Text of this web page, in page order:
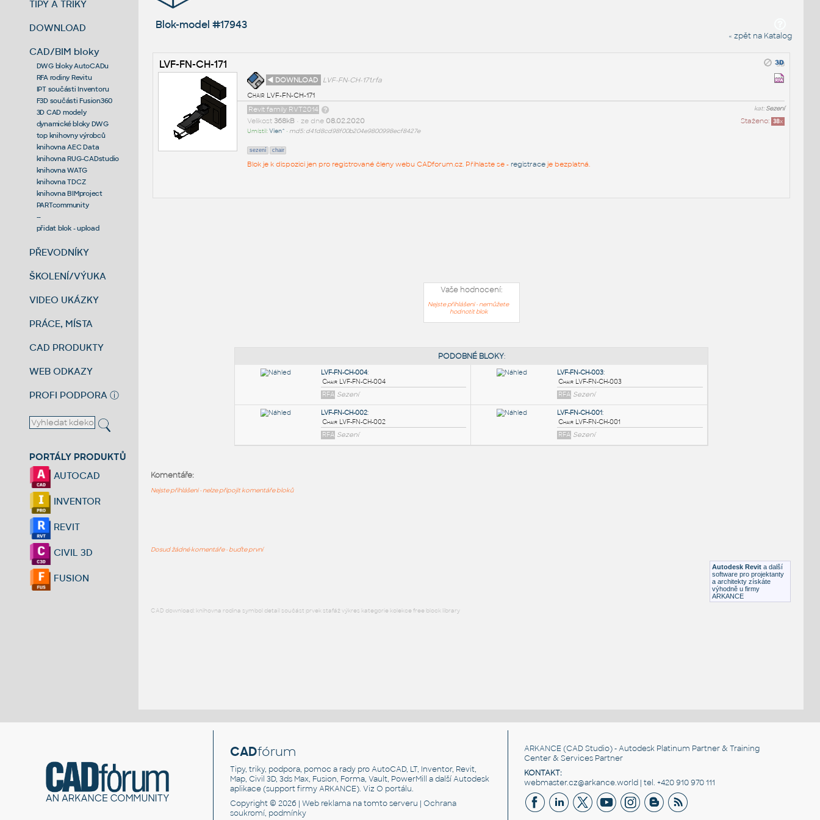
TIPY A TRIKY
DOWNLOAD
CAD/BIM bloky
DWG bloky AutoCADu
RFA rodiny Revitu
IPT součásti Inventoru
F3D součásti Fusion360
3D CAD modely
dynamické bloky DWG
top knihovny výrobců
knihovna AEC Data
knihovna RUG-CADstudio
knihovna WATG
knihovna TDCZ
knihovna BIMproject
PARTcommunity
--
přidat blok - upload
PŘEVODNÍKY
ŠKOLENÍ/VÝUKA
VIDEO UKÁZKY
PRÁCE, MÍSTA
CAD PRODUKTY
WEB ODKAZY
PROFI PODPORA ⓘ
PORTÁLY PRODUKTŮ
AUTOCAD
INVENTOR
REVIT
CIVIL 3D
FUSION
Blok-model #17943
« zpět na Katalog
LVF-FN-CH-171
◄ DOWNLOAD
LVF-FN-CH-171.rfa
Chair LVF-FN-CH-171
kat:Sezení
Revit family RVT2014
Staženo: 38x
Velikost 368kB• ze dne 08.02.2020
Umístil:Vien^ • md5: d41d8cd98f00b204e9800998ecf8427e
sezení chair
Blok je k dispozici jen pro registrované členy webu CADforum.cz. Přihlaste se - registraceje bezplatná.
Vaše hodnocení:
Nejste přihlášeni - nemůžete
hodnotit blok
Autodesk Revit a další
software pro projektanty
a architekty získáte
výhodně u firmy
ARKANCE
Komentáře:
Nejste přihlášeni - nelze připojit komentáře bloků
Dosud žádné komentáře - buďte první
CAD download: knihovna rodina symbol detail součást prvek stafáž výkres kategorie kolekce free block library
CADfórum
Tipy, triky, podpora, pomoc a rady pro AutoCAD, LT, Inventor, Revit,
Map, Civil 3D, 3ds Max, Fusion, Forma, Vault, PowerMill a další Autodesk
aplikace (support firmy ARKANCE). VizO portálu.
Copyright © 2026 |Web reklama na tomto serveru |Ochrana
soukromí, podmínky
ARKANCE (CAD Studio) - Autodesk Platinum Partner & Training
Center & Services Partner
KONTAKT:
webmaster.cz@arkance.world | tel. +420 910 970 111